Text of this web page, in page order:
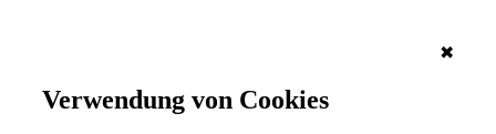
✖
Verwendung von Cookies